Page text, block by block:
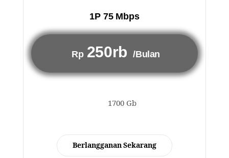
1P 75 Mbps
Rp 250rb /Bulan
1700 Gb
Berlangganan Sekarang